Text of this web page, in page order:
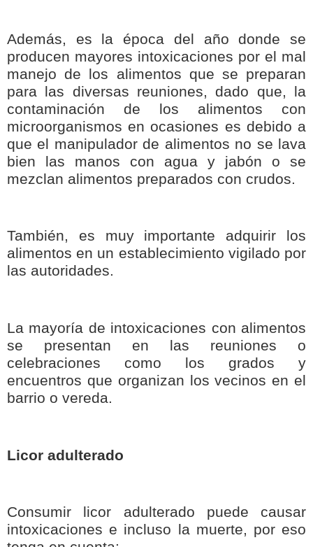
Además, es la época del año donde se
producen mayores intoxicaciones por el mal
manejo de los alimentos que se preparan
para las diversas reuniones, dado que, la
contaminación de los alimentos con
microorganismos en ocasiones es debido a
que el manipulador de alimentos no se lava
bien las manos con agua y jabón o se
mezclan alimentos preparados con crudos.
También, es muy importante adquirir los
alimentos en un establecimiento vigilado por
las autoridades.
La mayoría de intoxicaciones con alimentos
se presentan en las reuniones o
celebraciones como los grados y
encuentros que organizan los vecinos en el
barrio o vereda.
Licor adulterado
Consumir licor adulterado puede causar
intoxicaciones e incluso la muerte, por eso